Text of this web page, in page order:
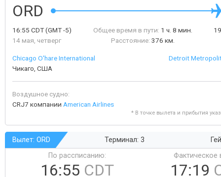
ORD
16:55 CDT(GMT -5)
14 мая, четверг
Общее время в пути: 1 ч. 8 мин.
Расстояние: 376 км.
Chicago O'hare International
Чикаго, США
Detroit
Воздушное судно:
CRJ7 компании American Airlines
* В точке вылета и прибытия
Вылет: ORD Терминал: 3
По рассписанию:
16:55 CDT
Фактическое
17:19